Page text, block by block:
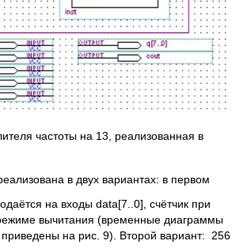
частоты на 13, реализованная в
в двух вариантах: в первом
на входы data[7..0], счётчик при
вычитания (временные диаграммы
на рис. 9). Второй вариант: 256